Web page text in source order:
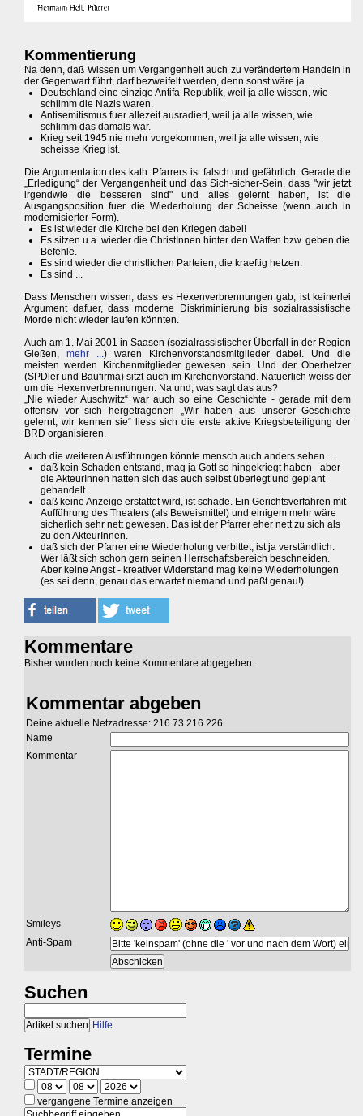
Kommentierung
Na denn, daß Wissen um Vergangenheit auch zu verändertem Handeln in
der Gegenwart führt, darf bezweifelt werden, denn sonst wäre ja ...
Deutschland eine einzige Antifa-Republik, weil ja alle wissen, wie
schlimm die Nazis waren.
Antisemitismus fuer allezeit ausradiert, weil ja alle wissen, wie
schlimm das damals war.
Krieg seit 1945 nie mehr vorgekommen, weil ja alle wissen, wie
scheisse Krieg ist.
Die Argumentation des kath. Pfarrers ist falsch und gefährlich. Gerade die
„Erledigung“ der Vergangenheit und das Sich-sicher-Sein, dass "wir jetzt
irgendwie die besseren sind" und alles gelernt haben, ist die
Ausgangsposition fuer die Wiederholung der Scheisse (wenn auch in
modernisierter Form).
Es ist wieder die Kirche bei den Kriegen dabei!
Es sitzen u.a. wieder die ChristInnen hinter den Waffen bzw. geben die
Befehle.
Es sind wieder die christlichen Parteien, die kraeftig hetzen.
Es sind ...
Dass Menschen wissen, dass es Hexenverbrennungen gab, ist keinerlei
Argument dafuer, dass moderne Diskriminierung bis sozialrassistische
Morde nicht wieder laufen könnten.
Auch am 1. Mai 2001 in Saasen (sozialrassistischer Überfall in der Region
Gießen, mehr ...) waren Kirchenvorstandsmitglieder dabei. Und die
meisten werden Kirchenmitglieder gewesen sein. Und der Oberhetzer
(SPDler und Baufirma) sitzt auch im Kirchenvorstand. Natuerlich weiss der
um die Hexenverbrennungen. Na und, was sagt das aus?
„Nie wieder Auschwitz“ war auch so eine Geschichte - gerade mit dem
offensiv vor sich hergetragenen „Wir haben aus unserer Geschichte
gelernt, wir kennen sie“ liess sich die erste aktive Kriegsbeteiligung der
BRD organisieren.
Auch die weiteren Ausführungen könnte mensch auch anders sehen ...
daß kein Schaden entstand, mag ja Gott so hingekriegt haben - aber
die AkteurInnen hatten sich das auch selbst überlegt und geplant
gehandelt.
daß keine Anzeige erstattet wird, ist schade. Ein Gerichtsverfahren mit
Aufführung des Theaters (als Beweismittel) und einigem mehr wäre
sicherlich sehr nett gewesen. Das ist der Pfarrer eher nett zu sich als
zu den AkteurInnen.
daß sich der Pfarrer eine Wiederholung verbittet, ist ja verständlich.
Wer läßt sich schon gern seinen Herrschaftsbereich beschneiden.
Aber keine Angst - kreativer Widerstand mag keine Wiederholungen
(es sei denn, genau das erwartet niemand und paßt genau!).
Kommentare
Bisher wurden noch keine Kommentare abgegeben.
Kommentar abgeben
Deine aktuelle Netzadresse: 216.73.216.226
Name
Kommentar
Smileys
Anti-Spam
Suchen
Hilfe
Termine
vergangene Termine anzeigen